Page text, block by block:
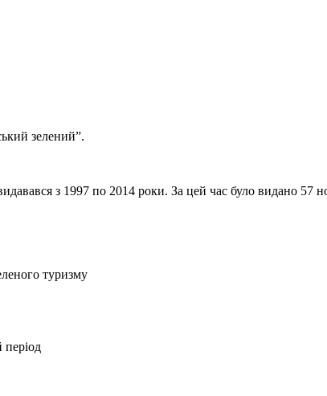
зелений”.
з 1997 по 2014 роки. За цей час було видано 57
туризму
період